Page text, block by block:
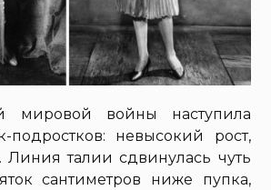
мировой войны наступила
подростков: невысокий рост,
Линия талии сдвинулась чуть
сантиметров ниже пупка,